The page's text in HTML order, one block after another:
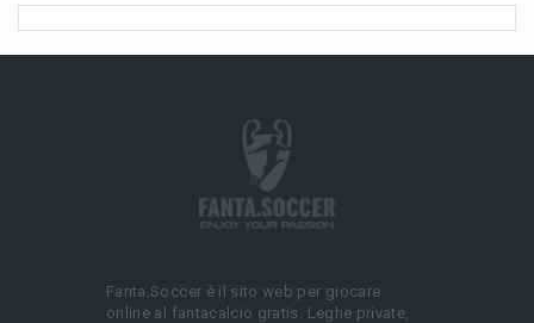
Fanta.Soccer è il sito web per giocare
online al fantacalcio gratis. Leghe private,